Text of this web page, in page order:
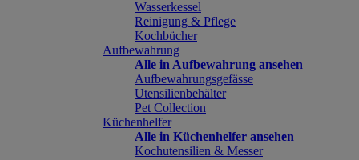
Wasserkessel
Reinigung & Pflege
Kochbücher
Aufbewahrung
Alle in Aufbewahrung ansehen
Aufbewahrungsgefässe
Utensilienbehälter
Pet Collection
Küchenhelfer
Alle in Küchenhelfer ansehen
Kochutensilien & Messer